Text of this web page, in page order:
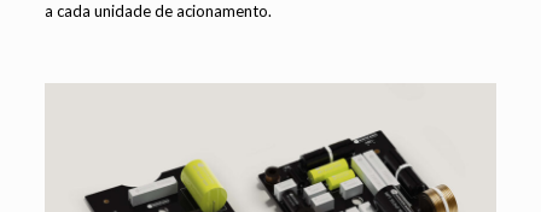
a cada unidade de acionamento.